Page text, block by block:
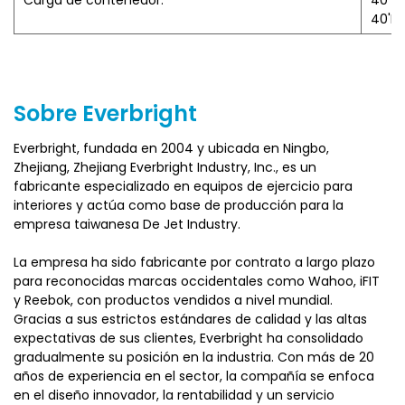
entrenamiento de cuerpo completo lo hace más
atractivo y más fácil de seguir que un solo ejercicio.
avanzada para expertos en acondicionamiento físico.
Sobre Everbright
Everbright, fundada en 2004 y ubicada en Ningbo,
Zhejiang, Zhejiang Everbright Industry, Inc., es un
fabricante especializado en equipos de ejercicio para
interiores y actúa como base de producción para la
empresa taiwanesa De Jet Industry.
La empresa ha sido fabricante por contrato a largo plazo
para reconocidas marcas occidentales como Wahoo, iFIT
y Reebok, con productos vendidos a nivel mundial.
Gracias a sus estrictos estándares de calidad y las altas
expectativas de sus clientes, Everbright ha consolidado
gradualmente su posición en la industria. Con más de 20
años de experiencia en el sector, la compañía se enfoca
en el diseño innovador, la rentabilidad y un servicio